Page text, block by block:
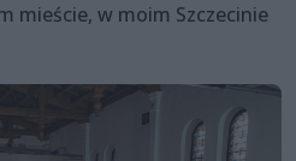
mieście, w moim Szczecinie